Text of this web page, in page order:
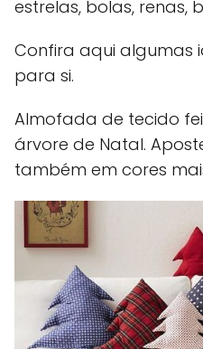
estrelas, bolas, renas,
Confira aqui algumas
para si.
Almofada de tecido
árvore de Natal.
também em cores